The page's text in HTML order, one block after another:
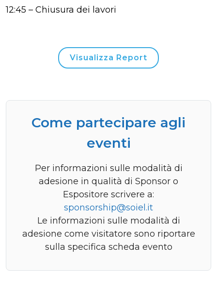
12:45 – Chiusura dei lavori
Visualizza Report
Come partecipare agli
eventi
Per informazioni sulle modalità di
adesione in qualità di Sponsor o
Espositore scrivere a:
sponsorship@soiel.it
Le informazioni sulle modalità di
adesione come visitatore sono riportare
sulla specifica scheda evento